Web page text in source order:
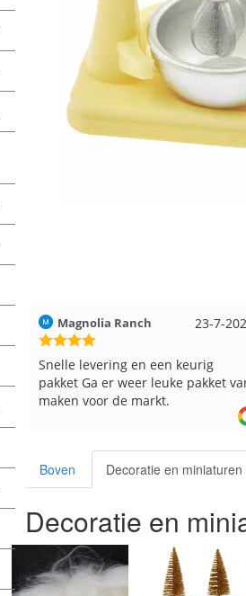
23-7-2026
Magnolia Ranch
Snelle levering en een keurig
pakket Ga er weer leuke pakket van
maken voor de markt.
Boven Decoratie en miniaturen
Decoratie en